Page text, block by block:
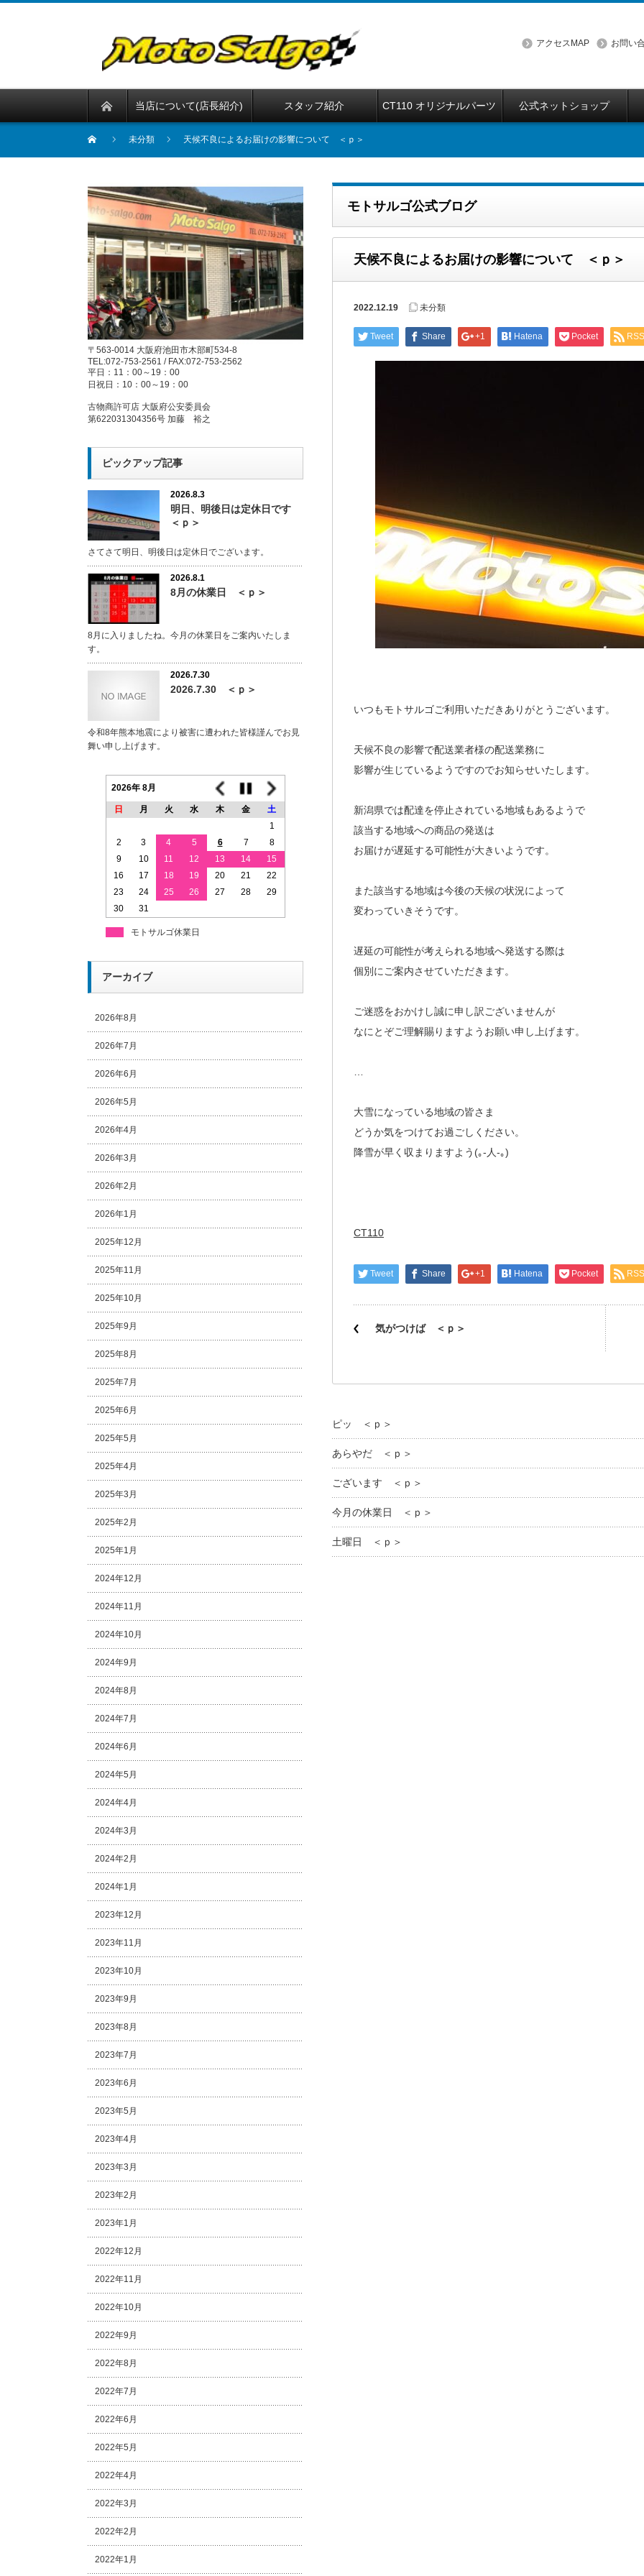
アクセスMAP お問い
当店について(店長紹介) スタッフ紹介 CT110 オリジナルパーツ 公式ネットショップ
未分類 天候不良によるお届けの影響について ＜ｐ＞
モトサルゴ公式ブログ
天候不良によるお届けの影響について ＜ｐ＞
2022.12.19 未分類
Tweet Share +1 Hatena Pocket RSS
いつもモトサルゴご利用いただきありがとうございます。
天候不良の影響で配送業者様の配送業務に
影響が生じているようですのでお知らせいたします。
新潟県では配達を停止されている地域もあるようで
該当する地域への商品の発送は
お届けが遅延する可能性が大きいようです。
また該当する地域は今後の天候の状況によって
変わっていきそうです。
遅延の可能性が考えられる地域へ発送する際は
個別にご案内させていただきます。
ご迷惑をおかけし誠に申し訳ございませんが
なにとぞご理解賜りますようお願い申し上げます。
大雪になっている地域の皆さま
どうか気をつけてお過ごしください。
降雪が早く収まりますよう(｡-人-｡)
CT110
Tweet Share +1 Hatena Pocket RSS
気がつけば ＜ｐ＞
ピッ ＜ｐ＞
あらやだ ＜ｐ＞
ございます ＜ｐ＞
今月の休業日 ＜ｐ＞
土曜日 ＜ｐ＞
〒563-0014 大阪府池田市木部町534-8
TEL:072-753-2561 / FAX:072-753-2562
平日：11：00～19：00
日祝日：10：00～19：00
古物商許可店 大阪府公安委員会
第622031304356号 加藤 裕之
ピックアップ記事
2026.8.3
明日、明後日は定休日です
＜ｐ＞
さてさて明日、明後日は定休日でございます。
2026.8.1
8月の休業日 ＜ｐ＞
8月に入りましたね。今月の休業日をご案内いたしま
す。
2026.7.30
2026.7.30 ＜ｐ＞
令和8年熊本地震により被害に遭われた皆様謹んでお見
舞い申し上げます。
2026年 8月
日 月 火 水 木 金
土
1
2
3 4 5 6 7
8
9
10 11 12 13 14
15
16
17 18 19 20 21
22
23
24 25 26 27 28
29
30
31
モトサルゴ休業日
アーカイブ
2026年8月
2026年7月
2026年6月
2026年5月
2026年4月
2026年3月
2026年2月
2026年1月
2025年12月
2025年11月
2025年10月
2025年9月
2025年8月
2025年7月
2025年6月
2025年5月
2025年4月
2025年3月
2025年2月
2025年1月
2024年12月
2024年11月
2024年10月
2024年9月
2024年8月
2024年7月
2024年6月
2024年5月
2024年4月
2024年3月
2024年2月
2024年1月
2023年12月
2023年11月
2023年10月
2023年9月
2023年8月
2023年7月
2023年6月
2023年5月
2023年4月
2023年3月
2023年2月
2023年1月
2022年12月
2022年11月
2022年10月
2022年9月
2022年8月
2022年7月
2022年6月
2022年5月
2022年4月
2022年3月
2022年2月
2022年1月